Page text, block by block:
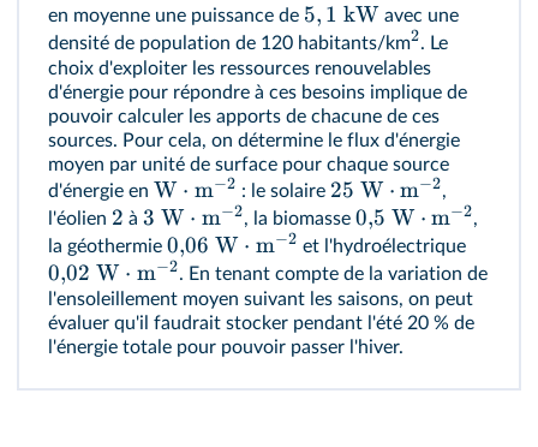
en moyenne une puissance de 5, 1 kW avec une
densité de population de 120 habitants/km2. Le
choix d'exploiter les ressources renouvelables
d'énergie pour répondre à ces besoins implique de
pouvoir calculer les apports de chacune de ces
sources. Pour cela, on détermine le flux d'énergie
moyen par unité de surface pour chaque source
d'énergie en W ⋅ m−2 : le solaire 25 W ⋅ m−2,
l'éolien 2 à 3 W ⋅ m−2, la biomasse 0,5 W ⋅ m−2,
la géothermie 0,06 W ⋅ m−2 et l'hydroélectrique
0,02 W ⋅ m−2. En tenant compte de la variation de
l'ensoleillement moyen suivant les saisons, on peut
évaluer qu'il faudrait stocker pendant l'été 20 % de
l'énergie totale pour pouvoir passer l'hiver.